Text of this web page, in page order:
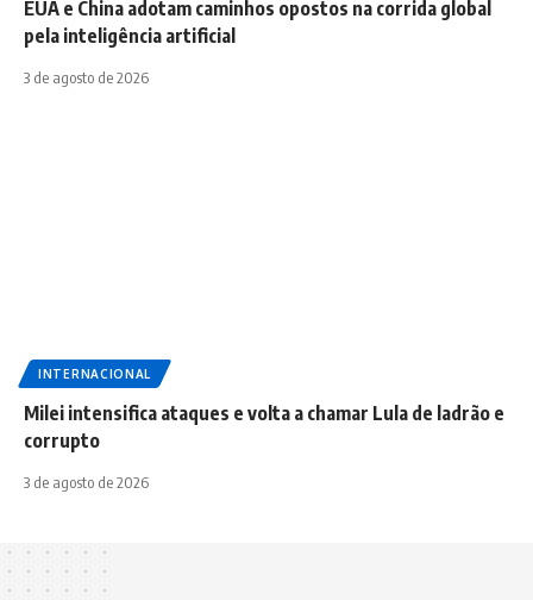
EUA e China adotam caminhos opostos na corrida global
pela inteligência artificial
3 de agosto de 2026
INTERNACIONAL
Milei intensifica ataques e volta a chamar Lula de ladrão e
corrupto
3 de agosto de 2026